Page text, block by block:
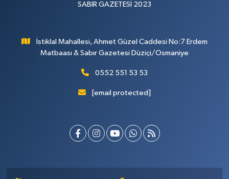
SABIR GAZETESİ 2023
İstiklal Mahallesi, Ahmet Güzel Caddesi No:7 Erdem
Matbaası & Sabır Gazetesi Düziçi/Osmaniye
0552 551 53 53
[email protected]